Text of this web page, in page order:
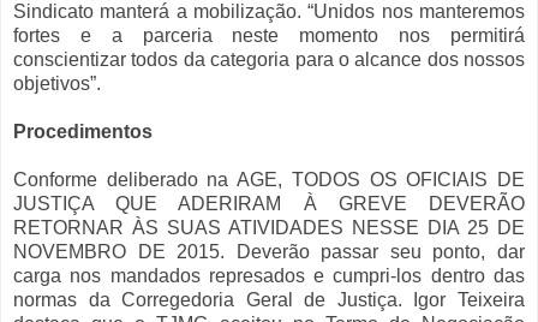
Sindicato manterá a mobilização. “Unidos nos manteremos
fortes e a parceria neste momento nos permitirá
conscientizar todos da categoria para o alcance dos nossos
objetivos”.
Procedimentos
Conforme deliberado na AGE, TODOS OS OFICIAIS DE
JUSTIÇA QUE ADERIRAM À GREVE DEVERÃO
RETORNAR ÀS SUAS ATIVIDADES NESSE DIA 25 DE
NOVEMBRO DE 2015. Deverão passar seu ponto, dar
carga nos mandados represados e cumpri-los dentro das
normas da Corregedoria Geral de Justiça. Igor Teixeira